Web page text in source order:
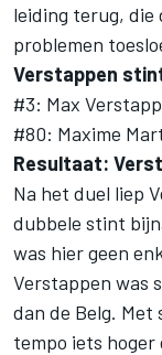
leiding terug, die
problemen
Verstappen
#3: Max
#80: Maxime
Resultaat:
Na het duel liep
dubbele stint
was hier geen
Verstappen was
dan de Belg. Met
tempo iets